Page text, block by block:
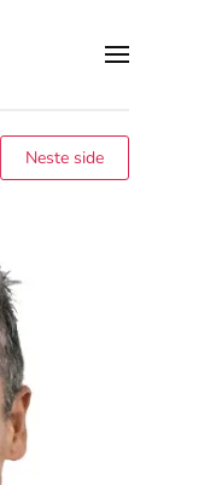
Neste side